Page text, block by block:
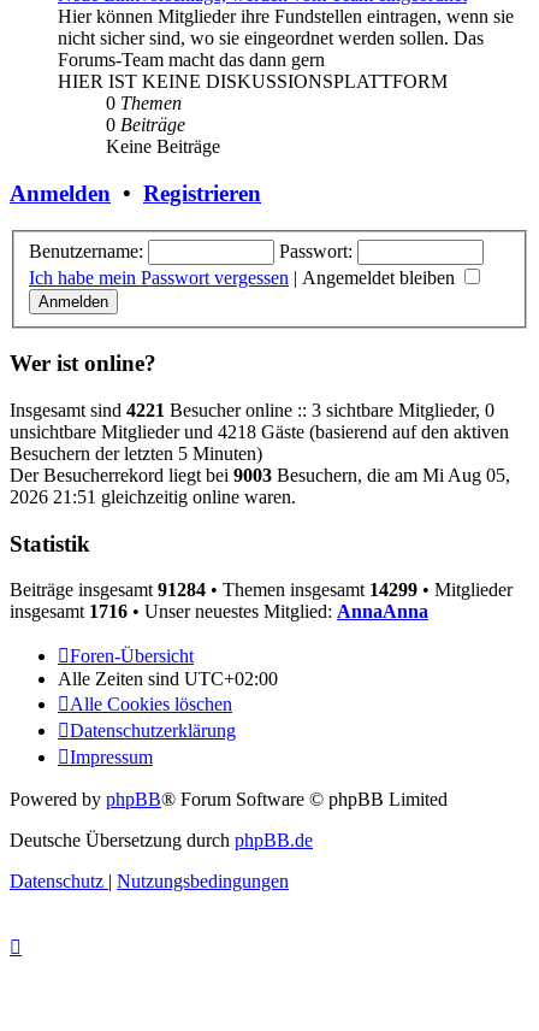
Hier können Mitglieder ihre Fundstellen eintragen, wenn sie
nicht sicher sind, wo sie eingeordnet werden sollen. Das
Forums-Team macht das dann gern
HIER IST KEINE DISKUSSIONSPLATTFORM
0 Themen
0 Beiträge
Keine Beiträge
Anmelden • Registrieren
Benutzername:
Passwort:
Ich habe mein Passwort vergessen | Angemeldet bleiben
Wer ist online?
Insgesamt sind 4221 Besucher online :: 3 sichtbare Mitglieder, 0
unsichtbare Mitglieder und 4218 Gäste (basierend auf den aktiven
Besuchern der letzten 5 Minuten)
Der Besucherrekord liegt bei 9003 Besuchern, die am Mi Aug 05,
2026 21:51 gleichzeitig online waren.
Statistik
Beiträge insgesamt 91284 • Themen insgesamt 14299 • Mitglieder
insgesamt 1716 • Unser neuestes Mitglied: AnnaAnna
Foren-Übersicht
Alle Zeiten sind UTC+02:00
Alle Cookies löschen
Datenschutzerklärung
Impressum
Powered by phpBB® Forum Software © phpBB Limited
Deutsche Übersetzung durch phpBB.de
Datenschutz | Nutzungsbedingungen